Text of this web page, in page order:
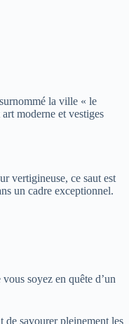
la ville « le
moderne et vestiges
vertigineuse, ce saut est
un cadre exceptionnel.
soyez en quête d’un
de savourer pleinement les